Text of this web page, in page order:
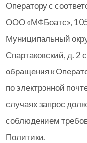
Оператору с
ООО «МФБоатс»,
Муниципальный
Спартаковский, д. 2
обращения к
по электронной
случаях запрос
соблюдением
Политики.